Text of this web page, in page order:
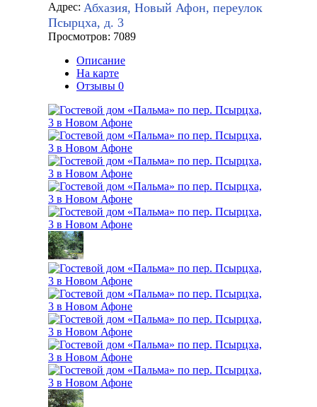
Адрес: Абхазия, Новый Афон, переулок
Псырцха, д. 3
Просмотров: 7089
Описание
На карте
Отзывы 0